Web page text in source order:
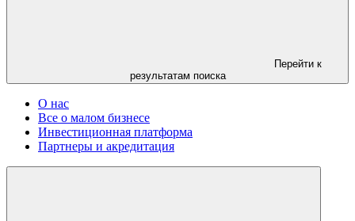
Перейти к
результатам поиска
О нас
Все о малом бизнесе
Инвестиционная платформа
Партнеры и акредитация